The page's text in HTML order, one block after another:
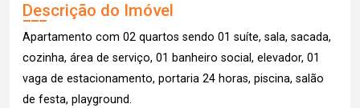
Descrição do Imóvel
Apartamento com 02 quartos sendo 01 suíte, sala, sacada,
cozinha, área de serviço, 01 banheiro social, elevador, 01
vaga de estacionamento, portaria 24 horas, piscina, salão
de festa, playground.